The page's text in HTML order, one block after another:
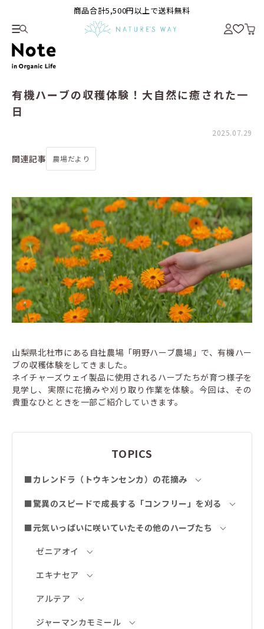
商品合計5,500円以上で送料無料
有機ハーブの収穫体験！大自然に癒された一
日
2025.07.29
関連記事 農場だより
山梨県北杜市にある自社農場「明野ハーブ農場」で、有機ハー
ブの収穫体験をしてきました。
ネイチャーズウェイ製品に使用されるハーブたちが育つ様子を
見学し、実際に花摘みや刈り取り作業を体験。今回は、その
貴重なひとときを一部ご紹介していきます。
TOPICS
■カレンドラ（トウキンセンカ）の花摘み
■驚異のスピードで成長する「コンフリー」を刈る
■元気いっぱいに咲いていたその他のハーブたち
ゼニアオイ
エキナセア
アルテア
ジャーマンカモミール